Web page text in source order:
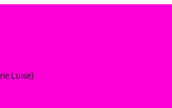
Luise)